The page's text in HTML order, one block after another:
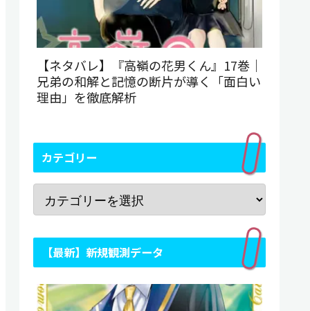
【ネタバレ】『高嶺の花男くん』17巻｜
兄弟の和解と記憶の断片が導く「面白い
理由」を徹底解析
カテゴリー
【最新】新規観測データ